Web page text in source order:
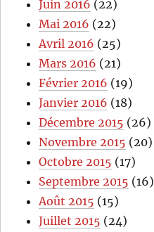
Juin 2016 (22)
Mai 2016 (22)
Avril 2016 (25)
Mars 2016 (21)
Février 2016 (19)
Janvier 2016 (18)
Décembre 2015 (26)
Novembre 2015 (20)
Octobre 2015 (17)
Septembre 2015 (16)
Août 2015 (15)
Juillet 2015 (24)